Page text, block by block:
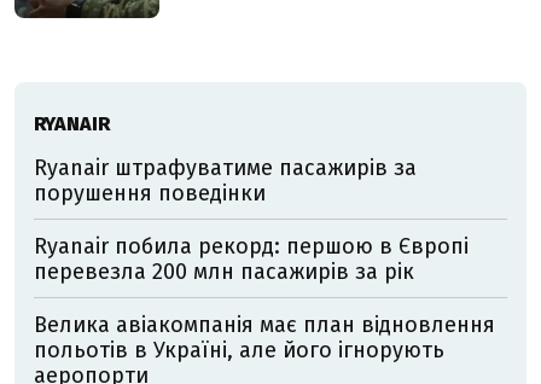
RYANAIR
Ryanair штрафуватиме пасажирів за
порушення поведінки
Ryanair побила рекорд: першою в Європі
перевезла 200 млн пасажирів за рік
Велика авіакомпанія має план відновлення
польотів в Україні, але його ігнорують
аеропорти